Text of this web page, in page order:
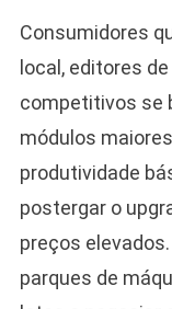
Consumidores
local, editores
competitivos se
módulos
produtividade
postergar o
preços
parques de